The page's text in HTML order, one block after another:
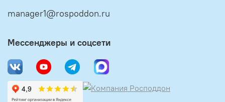
manager1@rospoddon.ru
Мессенджеры и соцсети